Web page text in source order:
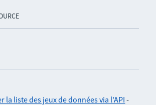
la liste des jeux de données via l'API -